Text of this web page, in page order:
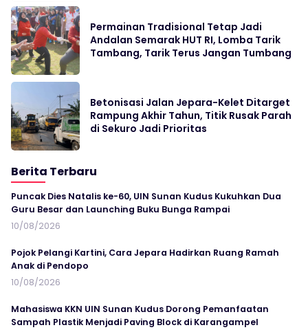
Permainan Tradisional Tetap Jadi
Andalan Semarak HUT RI, Lomba Tarik
Tambang, Tarik Terus Jangan Tumbang
Betonisasi Jalan Jepara-Kelet Ditarget
Rampung Akhir Tahun, Titik Rusak Parah
di Sekuro Jadi Prioritas
Berita Terbaru
Puncak Dies Natalis ke-60, UIN Sunan Kudus Kukuhkan Dua
Guru Besar dan Launching Buku Bunga Rampai
10/08/2026
Pojok Pelangi Kartini, Cara Jepara Hadirkan Ruang Ramah
Anak di Pendopo
10/08/2026
Mahasiswa KKN UIN Sunan Kudus Dorong Pemanfaatan
Sampah Plastik Menjadi Paving Block di Karangampel